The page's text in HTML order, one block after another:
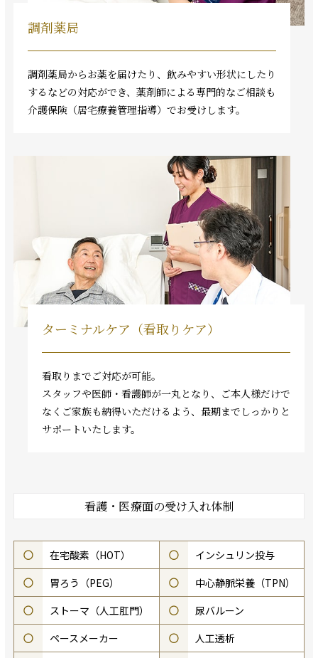
調剤薬局
調剤薬局からお薬を届けたり、飲みやすい形状にしたり
するなどの対応ができ、薬剤師による専門的なご相談も
介護保険（居宅療養管理指導）でお受けします。
ターミナルケア（看取りケア）
看取りまでご対応が可能。
スタッフや医師・看護師が一丸となり、ご本人様だけで
なくご家族も納得いただけるよう、最期までしっかりと
サポートいたします。
看護・医療面の受け入れ体制
○ 在宅酸素（HOT） ○
インシュリン投与
○
胃ろう（PEG） ○
中心静脈栄養（TPN）
○
ストーマ（人工肛門） ○
尿バルーン
○
ペースメーカー ○
人工透析